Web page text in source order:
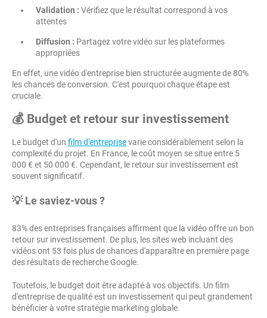
Validation : Vérifiez que le résultat correspond à vos
attentes
Diffusion : Partagez votre vidéo sur les plateformes
appropriées
En effet, une vidéo d'entreprise bien structurée augmente de 80%
les chances de conversion. C'est pourquoi chaque étape est
cruciale.
💰 Budget et retour sur investissement
Le budget d'un film d'entreprisevarie considérablement selon la
complexité du projet. En France, le coût moyen se situe entre 5
000 € et 50 000 €. Cependant, le retour sur investissement est
souvent significatif.
💡 Le saviez-vous ?
83% des entreprises françaises affirment que la vidéo offre un bon
retour sur investissement. De plus, les sites web incluant des
vidéos ont 53 fois plus de chances d'apparaître en première page
des résultats de recherche Google.
Toutefois, le budget doit être adapté à vos objectifs. Un film
d'entreprise de qualité est un investissement qui peut grandement
bénéficier à votre stratégie marketing globale.